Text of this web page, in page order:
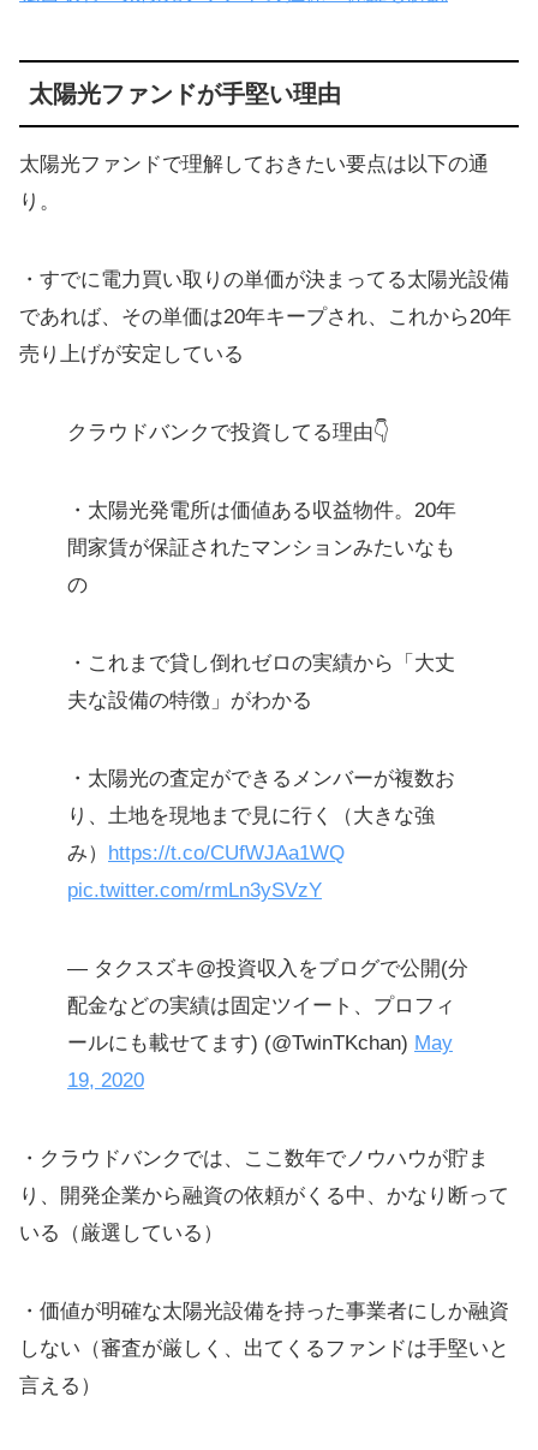
太陽光ファンドが手堅い理由
太陽光ファンドで理解しておきたい要点は以下の通
り。
・すでに電力買い取りの単価が決まってる太陽光設備
であれば、その単価は20年キープされ、これから20年
売り上げが安定している
クラウドバンクで投資してる理由👇
・太陽光発電所は価値ある収益物件。20年
間家賃が保証されたマンションみたいなも
の
・これまで貸し倒れゼロの実績から「大丈
夫な設備の特徴」がわかる
・太陽光の査定ができるメンバーが複数お
り、土地を現地まで見に行く（大きな強
み） https://t.co/CUfWJAa1WQ
pic.twitter.com/rmLn3ySVzY
— タクスズキ@投資収入をブログで公開(分
配金などの実績は固定ツイート、プロフィ
ールにも載せてます) (@TwinTKchan) May
19, 2020
・クラウドバンクでは、ここ数年でノウハウが貯ま
り、開発企業から融資の依頼がくる中、かなり断って
いる（厳選している）
・価値が明確な太陽光設備を持った事業者にしか融資
しない（審査が厳しく、出てくるファンドは手堅いと
言える）